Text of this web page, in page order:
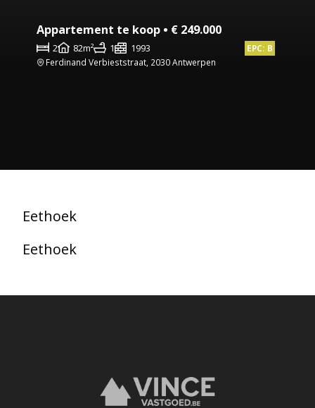
Appartement te koop • € 249.000
2 82m² 1 1993
EPC: B
Ferdinand Verbieststraat, 2030 Antwerpen
Eethoek
Eethoek